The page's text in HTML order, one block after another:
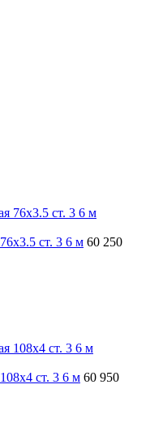
ст. 3 6 м 60 250
ст. 3 6 м 60 950